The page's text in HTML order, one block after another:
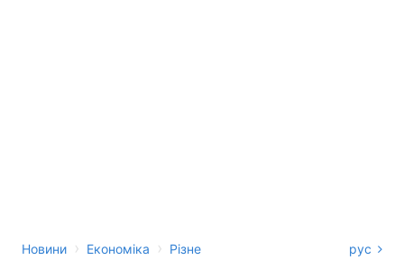
Новини › Економіка › Різне рус